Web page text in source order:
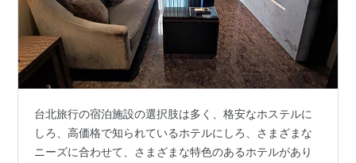
台北旅行の宿泊施設の選択肢は多く、格安なホステルに
しろ、高価格で知られているホテルにしろ、さまざまな
ニーズに合わせて、さまざまな特色のあるホテルがあり